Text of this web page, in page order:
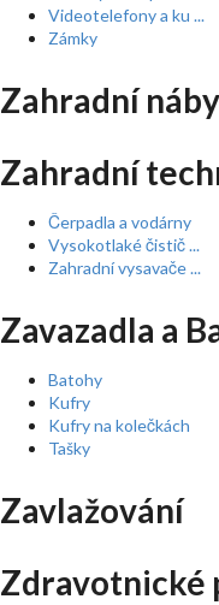
Videotelefony a ku ...
Zámky
Zahradní
Zahradní
Čerpadla a vodárny
Vysokotlaké čistič ...
Zahradní vysavače ...
Zavazadla a
Batohy
Kufry
Kufry na kolečkách
Tašky
Zavlažování
Zdravotnické